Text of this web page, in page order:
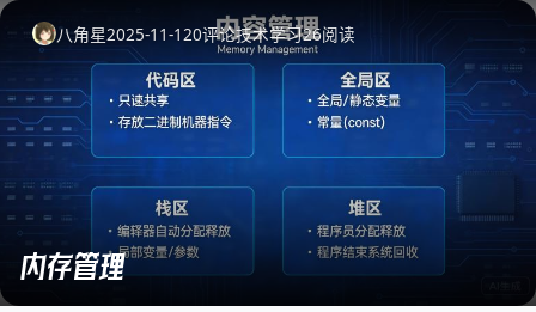
八角星2025-11-120评论技术学习26阅读
内存管理